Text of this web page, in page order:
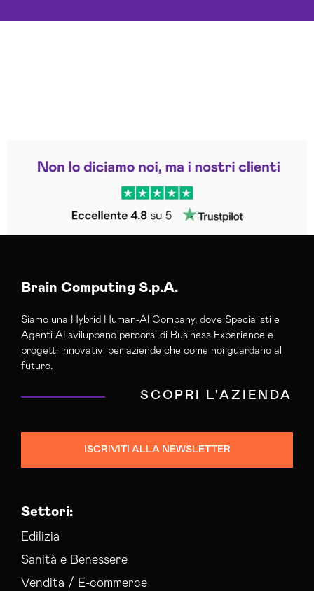
Trustpilot
Brain Computing S.p.A.
Siamo una Hybrid Human-AI Company, dove Specialisti e
Agenti AI sviluppano percorsi di Business Experience e
progetti innovativi per aziende che come noi guardano al
futuro.
SCOPRI L'AZIENDA
ISCRIVITI ALLA NEWSLETTER
Settori:
Edilizia
Sanità e Benessere
Vendita / E-commerce